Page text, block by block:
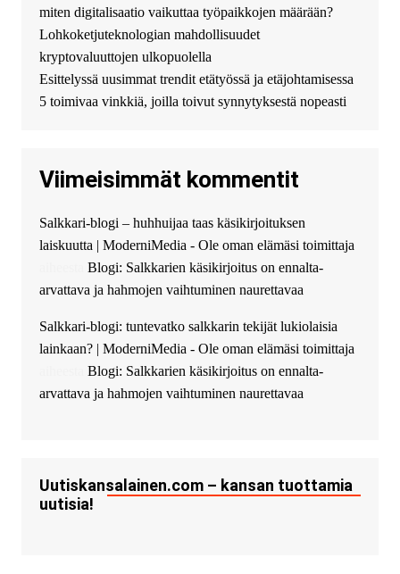
безопасный источник
финансовой помощи. Вы
можете получить
финансирование в долг без
избыточных вопросов и
документов? Тогда обратитесь
guest_4889 :Cmon Suomi 👏
The Admin: High five! You’ve
successfully installed Simple
Ajax Chat.
miten digitalisaatio vaikuttaa työpaikkojen määrään?
Lohkoketjuteknologian mahdollisuudet
kryptovaluuttojen ulkopuolella
Esittelyssä uusimmat trendit etätyössä ja etäjohtamisessa
5 toimivaa vinkkiä, joilla toivut synnytyksestä nopeasti
Viimeisimmät kommentit
Salkkari-blogi – huhhuijaa taas käsikirjoituksen
laiskuutta | ModerniMedia - Ole oman elämäsi toimittaja
Blogi: Salkkarien käsikirjoitus on ennalta-
arvattava ja hahmojen vaihtuminen naurettavaa
Salkkari-blogi: tuntevatko salkkarin tekijät lukiolaisia
lainkaan? | ModerniMedia - Ole oman elämäsi toimittaja
Blogi: Salkkarien käsikirjoitus on ennalta-
arvattava ja hahmojen vaihtuminen naurettavaa
Uutiskansalainen.com – kansan tuottamia
uutisia!